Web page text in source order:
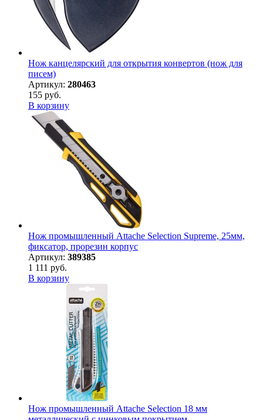
Нож канцелярский для открытия конвертов (нож для
писем)
Артикул: 280463
155 руб.
В корзину
Нож промышленный Attache Selection Supreme, 25мм,
фиксатор, прорезин корпус
Артикул: 389385
1 111 руб.
В корзину
Нож промышленный Attache Selection 18 мм